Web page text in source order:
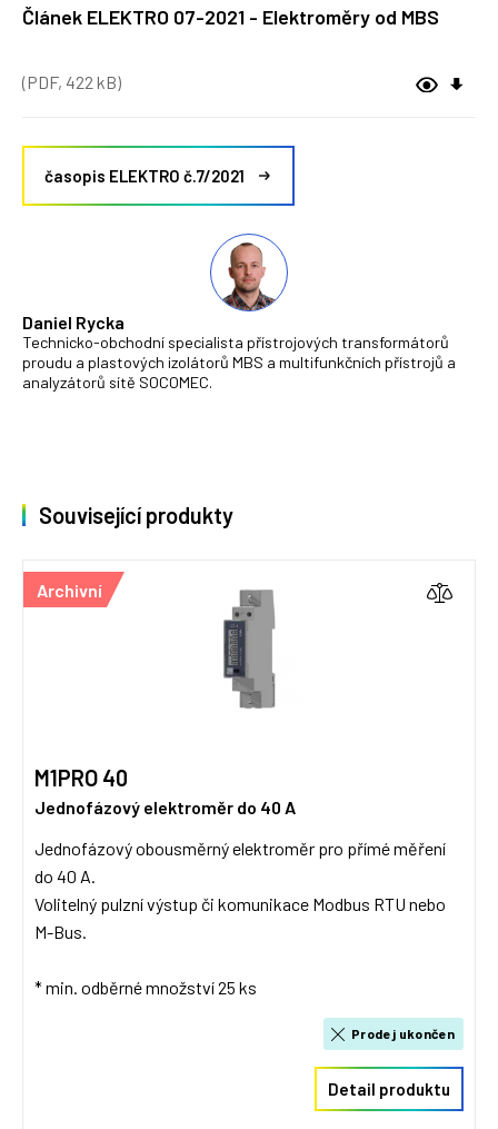
Článek ELEKTRO 07-2021 - Elektroměry od MBS
(PDF, 422 kB)
časopis ELEKTRO č.7/2021
Daniel Rycka
Technicko-obchodní specialista přístrojových transformátorů
proudu a plastových izolátorů MBS a multifunkčních přístrojů a
analyzátorů sítě SOCOMEC.
Související produkty
M1PRO 40
Jednofázový elektroměr do 40 A
Jednofázový obousměrný elektroměr pro přímé měření
do 40 A.
Volitelný pulzní výstup či komunikace Modbus RTU nebo
M-Bus.
* min. odběrné množství 25 ks
Archivní
Prodej ukončen
Detail produktu